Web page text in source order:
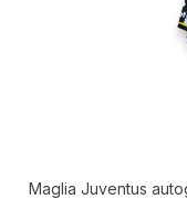
Maglia Juventus